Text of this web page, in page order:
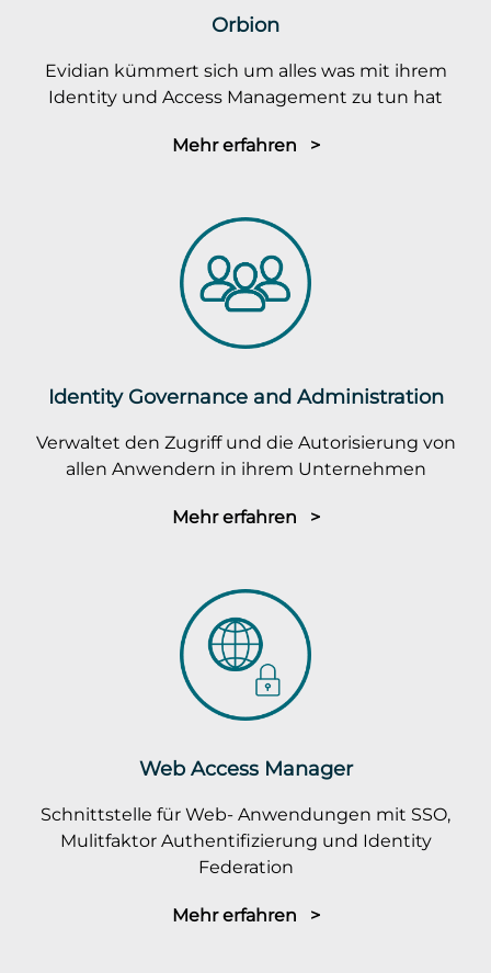
Orbion
Evidian kümmert sich um alles was mit ihrem
Identity und Access Management zu tun hat
Mehr erfahren >
Identity Governance and Administration
Verwaltet den Zugriff und die Autorisierung von
allen Anwendern in ihrem Unternehmen
Mehr erfahren >
Web Access Manager
Schnittstelle für Web- Anwendungen mit SSO,
Mulitfaktor Authentifizierung und Identity
Federation
Mehr erfahren >